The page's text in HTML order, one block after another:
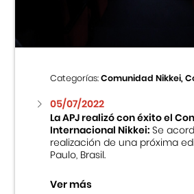
Categorías:Comunidad Nikkei,
05/07/2022
La APJ realizó con éxito el
Internacional Nikkei:Se
realización de una próxima
Paulo, Brasil.
Ver más